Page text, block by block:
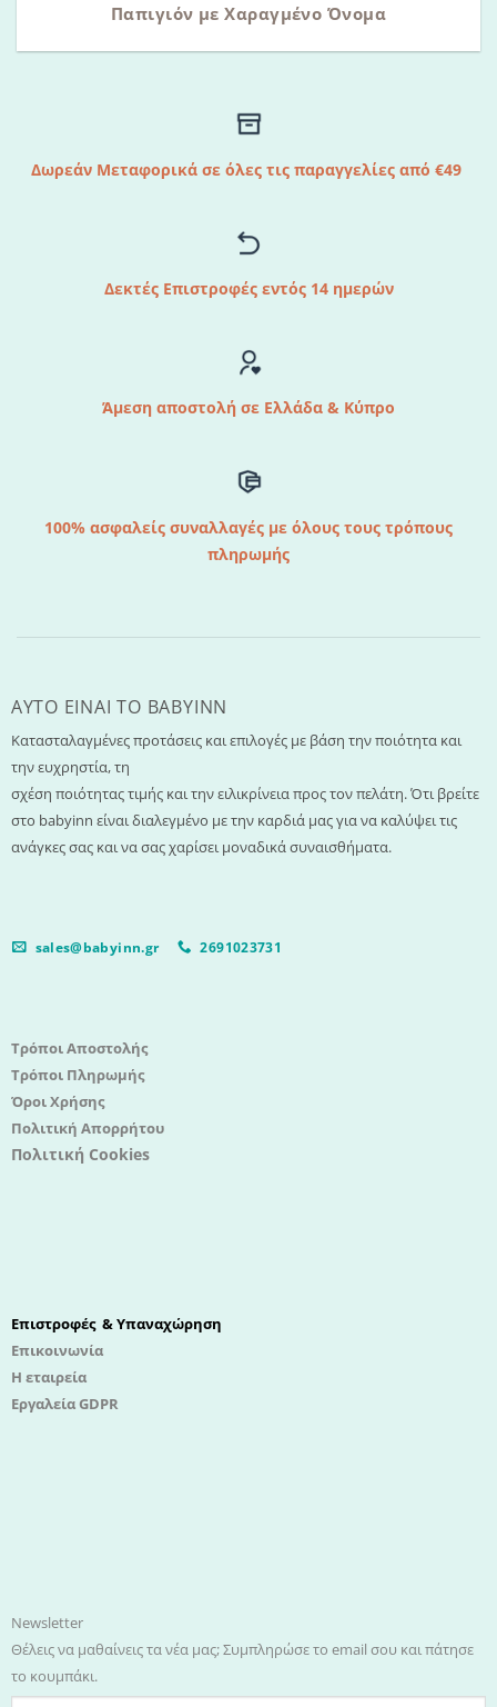
Παπιγιόν με Χαραγμένο Όνομα
Δωρεάν Μεταφορικά σε όλες τις παραγγελίες από €49
Δεκτές Επιστροφές εντός 14 ημερών
Άμεση αποστολή σε Ελλάδα & Κύπρο
100% ασφαλείς συναλλαγές με όλους τους τρόπους
πληρωμής
AYTO EINAI TO ΒΑΒΥΙΝΝ
Κατασταλαγμένες προτάσεις και επιλογές με βάση την ποιότητα και
την ευχρηστία, τη
σχέση ποιότητας τιμής και την ειλικρίνεια προς τον πελάτη. Ότι βρείτε
στο babyinn είναι διαλεγμένο με την καρδιά μας για να καλύψει τις
ανάγκες σας και να σας χαρίσει μοναδικά συναισθήματα.
sales@babyinn.gr 2691023731
Τρόποι Αποστολής
Τρόποι Πληρωμής
Όροι Χρήσης
Πολιτική Απορρήτου
Πολιτική Cookies
Επιστροφές & Υπαναχώρηση
Επικοινωνία
Η εταιρεία
Εργαλεία GDPR
Newsletter
Θέλεις να μαθαίνεις τα νέα μας; Συμπληρώσε το email σου και πάτησε
το κουμπάκι.